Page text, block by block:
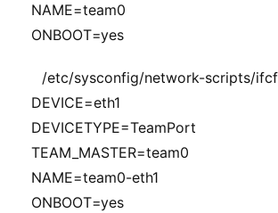
NAME=team0
ONBOOT=yes
/etc/sysconfig/network-scripts/
DEVICE=eth1
DEVICETYPE=TeamPort
TEAM_MASTER=team0
NAME=team0-eth1
ONBOOT=yes